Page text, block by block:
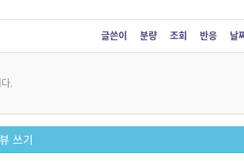
글쓴이 분량 조회 반응 날
.
쓰기